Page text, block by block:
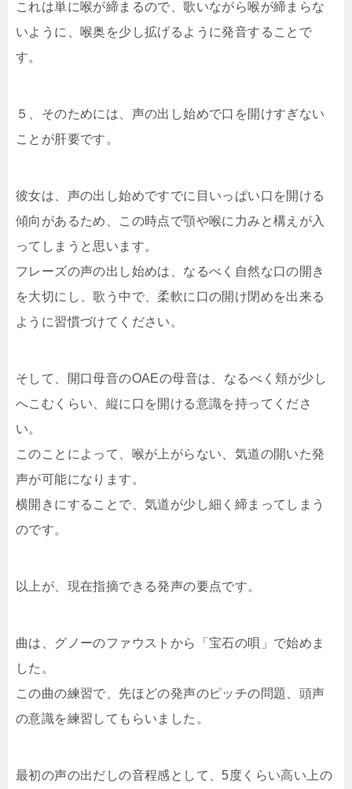
これは単に喉が締まるので、歌いながら喉が締まらな
いように、喉奥を少し拡げるように発音することで
す。
５、そのためには、声の出し始めで口を開けすぎない
ことが肝要です。
彼女は、声の出し始めですでに目いっぱい口を開ける
傾向があるため、この時点で顎や喉に力みと構えが入
ってしまうと思います。
フレーズの声の出し始めは、なるべく自然な口の開き
を大切にし、歌う中で、柔軟に口の開け閉めを出来る
ように習慣づけてください。
そして、開口母音のOAEの母音は、なるべく頬が少し
へこむくらい、縦に口を開ける意識を持ってくださ
い。
このことによって、喉が上がらない、気道の開いた発
声が可能になります。
横開きにすることで、気道が少し細く締まってしまう
のです。
以上が、現在指摘できる発声の要点です。
曲は、グノーのファウストから「宝石の唄」で始めま
した。
この曲の練習で、先ほどの発声のピッチの問題、頭声
の意識を練習してもらいました。
最初の声の出だしの音程感として、5度くらい高い上の